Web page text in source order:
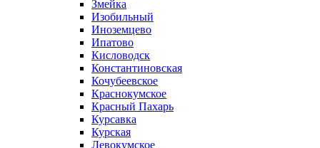
Змейка
Изобильный
Иноземцево
Ипатово
Кисловодск
Константиновская
Кочубеевское
Краснокумское
Красный Пахарь
Курсавка
Курская
Левокумское